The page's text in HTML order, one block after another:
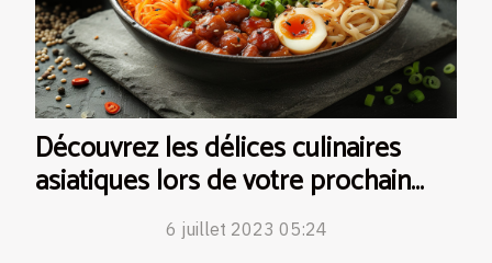
Découvrez les délices culinaires
asiatiques lors de votre prochain
6 juillet 2023 05:24